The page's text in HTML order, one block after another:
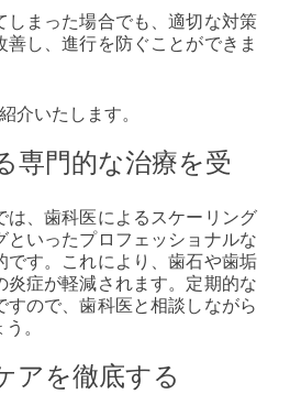
しまった場合でも、適切な対策
善し、進行を防ぐことができま
介いたします。
専門的な治療を受
は、歯科医によるスケーリング
といったプロフェッショナルな
です。これにより、歯石や歯垢
炎症が軽減されます。定期的な
すので、歯科医と相談しながら
。
アを徹底する